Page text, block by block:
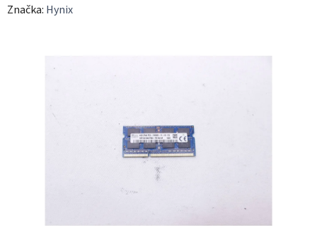
hodnocení
Značka: Hynix